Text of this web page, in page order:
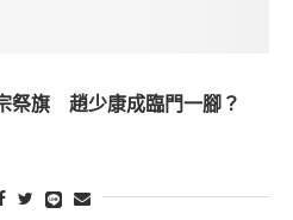
祭旗 趙少康成臨門一腳？